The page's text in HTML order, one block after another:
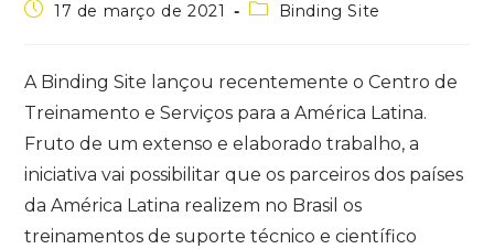
17 de março de 2021 Binding Site
A Binding Site lançou recentemente o Centro de
Treinamento e Serviços para a América Latina.
Fruto de um extenso e elaborado trabalho, a
iniciativa vai possibilitar que os parceiros dos países
da América Latina realizem no Brasil os
treinamentos de suporte técnico e científico